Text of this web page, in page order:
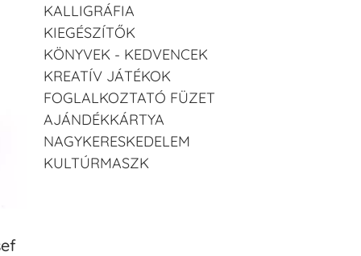
KALLIGRÁFIA
KIEGÉSZÍTŐK
KÖNYVEK - KEDVENCEK
KREATÍV JÁTÉKOK
FOGLALKOZTATÓ FÜZET
AJÁNDÉKKÁRTYA
NAGYKERESKEDELEM
KULTÚRMASZK